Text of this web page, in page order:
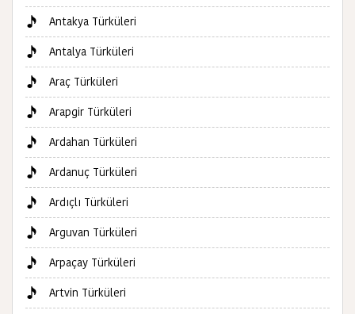
Antakya Türküleri
Antalya Türküleri
Araç Türküleri
Arapgir Türküleri
Ardahan Türküleri
Ardanuç Türküleri
Ardıçlı Türküleri
Arguvan Türküleri
Arpaçay Türküleri
Artvin Türküleri